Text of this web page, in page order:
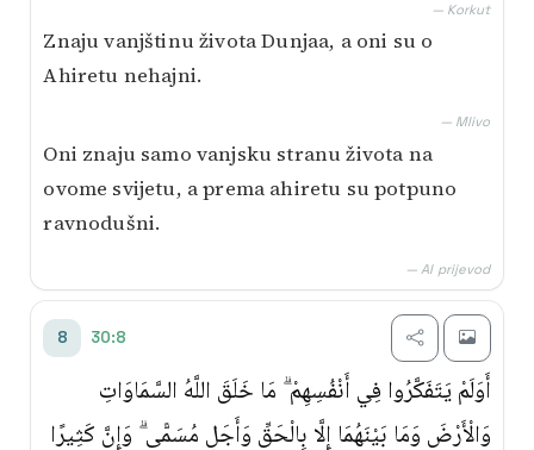
— Korkut
Znaju vanjštinu života Dunjaa, a oni su o
Ahiretu nehajni.
— Mlivo
Oni znaju samo vanjsku stranu života na
ovome svijetu, a prema ahiretu su potpuno
ravnodušni.
— AI prijevod
8 30:8
أَوَلَمْ يَتَفَكَّرُوا فِي أَنْفُسِهِمْ ۗ مَا خَلَقَ اللَّهُ السَّمَاوَاتِ
وَالْأَرْضَ وَمَا بَيْنَهُمَا إِلَّا بِالْحَقِّ وَأَجَلٍ مُسَمًّى ۗ وَإِنَّ كَثِيرًا